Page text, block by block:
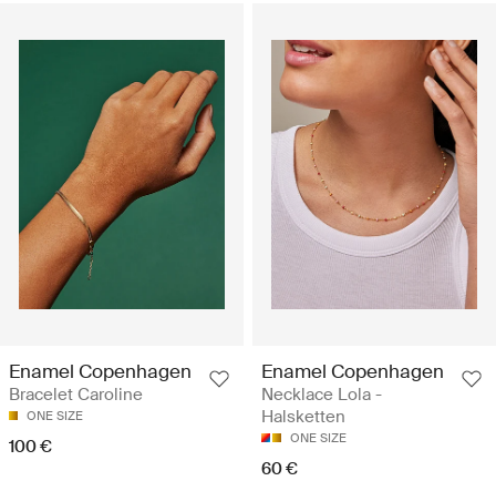
Enamel Copenhagen
Bracelet Caroline
ONE SIZE
100 €
Enamel Copenhagen
Necklace Lola -
Halsketten
ONE SIZE
60 €